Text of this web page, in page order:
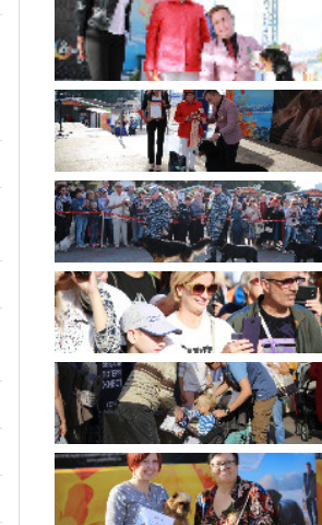
Резерв управленческих кадров
Торги
Сведения о нестационарных
объектах (НТО), QR-коды
Имущественная поддержка
субъектов МСП
Участие в программах
Проектная деятельность
Информационные системы
Официальные визиты и рабочие
поездки
Результаты проверок
Профсоюзные организации